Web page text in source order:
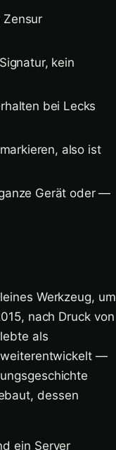
Zensur
kein
bei Lecks
also ist
Gerät oder —
Werkzeug, um
nach Druck von
als
weiterentwickelt —
dessen
ein Server